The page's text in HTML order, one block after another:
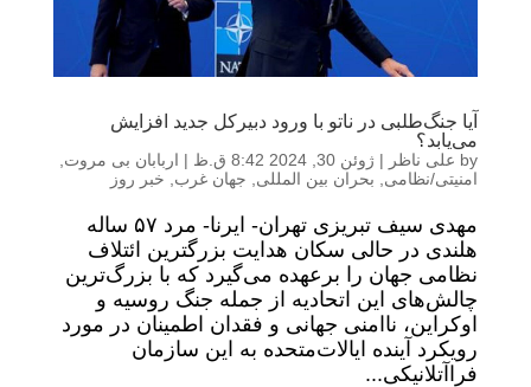
آیا جنگ‌طلبی در ناتو با ورود دبیرکل جدید افزایش
می‌یابد؟
by علی ناظر | ژوئن 30, 2024 8:42 ق.ظ | اربابان بی مروت
امنیتی/نظامی
بحران بین المللی جهان غرب خبر روز
مهدی سیف تبریزی تهران- ایرنا- مرد ۵۷ ساله
هلندی در حالی سکان هدایت بزرگترین ائتلاف
نظامی جهان را برعهده می‌گیرد که با بزرگ‌ترین
چالش‌های این اتحادیه از جمله جنگ روسیه و
اوکراین، ناامنی جهانی و فقدان اطمینان در مورد
رویکرد آینده ایالات‌متحده به این سازمان
فراآتلانیکی...